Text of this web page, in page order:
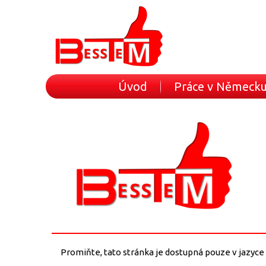
Úvod Práce v
Promiňte, tato stránka je dostupná pouze v jazyce